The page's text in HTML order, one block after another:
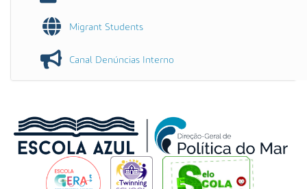
Migrant Students
Canal Denúncias Interno